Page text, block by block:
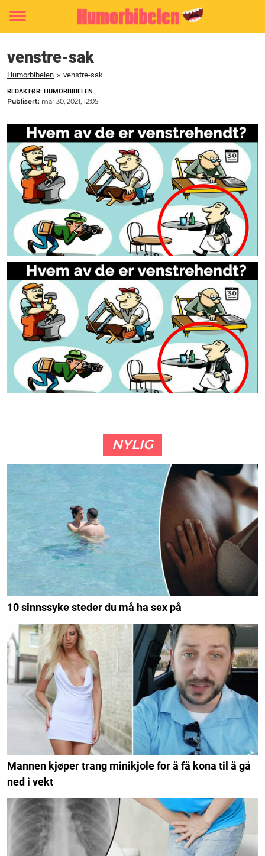
Toggle
venstre-sak
Humorbibelen » venstre-sak
REDAKTØR: HUMORBIBELEN
Publisert: mar 30, 2021, 12:05
NYLIG
10 sinnssyke steder du må ha sex på
Mannen kjøper trang minikjole for å få kona til å gå
ned i vekt